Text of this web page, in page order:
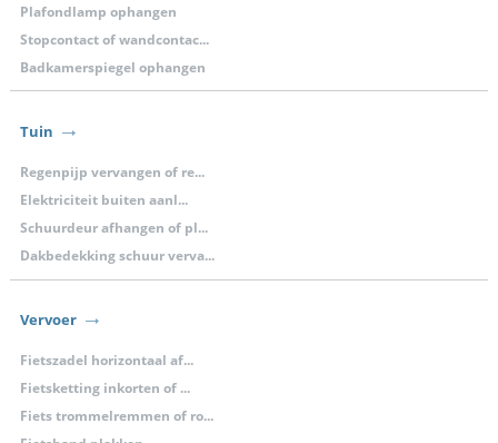
Plafondlamp ophangen
Stopcontact of wandcontac...
Badkamerspiegel ophangen
Tuin
Regenpijp vervangen of re...
Elektriciteit buiten aanl...
Schuurdeur afhangen of pl...
Dakbedekking schuur verva...
Vervoer
Fietszadel horizontaal af...
Fietsketting inkorten of ...
Fiets trommelremmen of ro...